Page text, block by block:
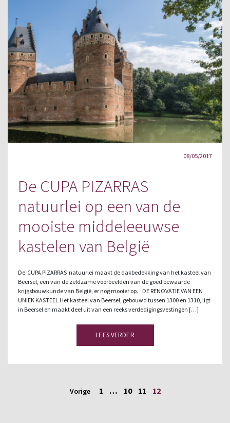
08/05/2017
De CUPA PIZARRAS
natuurlei op een van de
mooiste middeleeuwse
kastelen van België
De CUPA PIZARRAS natuurlei maakt de dakbedekking van het kasteel van
Beersel, een van de zeldzame voorbeelden van de goed bewaarde
krijgsbouwkunde van België, er nog mooier op. DE RENOVATIE VAN EEN
UNIEK KASTEEL Het kasteel van Beersel, gebouwd tussen 1300 en 1310, ligt
in Beersel en maakt deel uit van een reeks verdedigingsvestingen […]
LEES VERDER
Vorige 1 … 10 11 12